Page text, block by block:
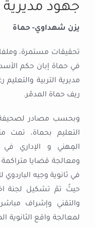
جهود مديرية
يزن شهداوي- حماة
تحقيقات مستمرة،
في حماة إبان حكم
مديرية التربية
ريف حماة المدمّر.
وبحسب مصادر لصحيفة
التعليم بحماة، تمت
المِهني و الإداري في
ومعالجة قضايا متراكمة
في ثانوية وجيه
حيثُ تمّ تشكيل لجنة
والتقني وإشراف مباشر
لمعالجة واقع الثانوية